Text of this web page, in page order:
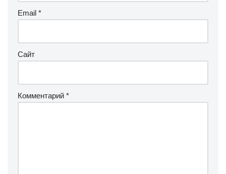
Email *
Сайт
Комментарий *